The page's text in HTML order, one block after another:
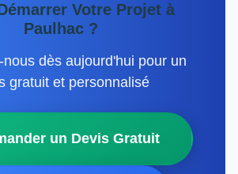
Votre Projet à
Paulhac ?
nous dès aujourd'hui pour un
gratuit et personnalisé
un Devis Gratuit